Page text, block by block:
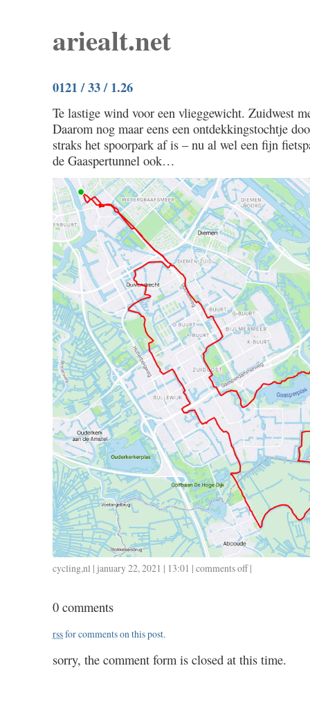
ariealt.net
0121 / 33 / 1.26
Te lastige wind voor een vlieggewicht. Zuidwest
Daarom nog maar eens een ontdekkingstochtje
straks het spoorpark af is – nu al wel een fijn
de Gaaspertunnel ook…
cycling,nl | january 22, 2021 | 13:01 | comments offon
|
0 comments
rssfor comments on this post.
sorry, the comment form is closed at this time.